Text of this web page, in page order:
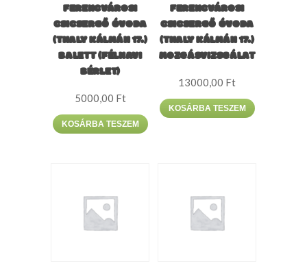
FERENCVÁROSI
CSICSERGŐ ÓVODA
(THALY KÁLMÁN 17.)
BALETT (FÉLHAVI
BÉRLET)
5000,00 Ft
KOSÁRBA TESZEM
FERENCVÁROSI
CSICSERGŐ ÓVODA
(THALY KÁLMÁN 17.)
MOZGÁSVIZSGÁLAT
13000,00 Ft
KOSÁRBA TESZEM